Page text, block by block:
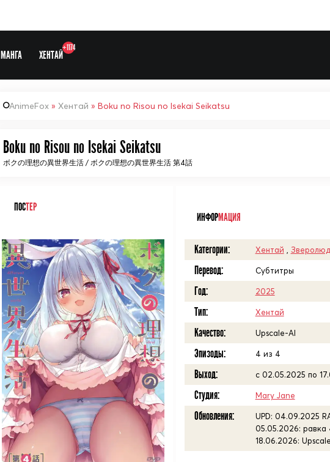
МАНГА ХЕНТАЙ
+1174
AnimeFox » Хентай » Boku no Risou no Isekai Seikatsu
Boku no Risou no Isekai Seikatsu
ボクの理想の異世界生活 / ボクの理想の異世界生活 第4話
ПОСТЕР
ИНФОРМАЦИЯ
Категории: Хентай
Перевод: Субтитры
Год: 2025
Тип: Хентай
Качество: Upscale-AI
Эпизоды: 4 из 4
Выход: с 02.05.2025 по
Студия: Mary Jane
Обновления:
UPD: 04.09.2025
05.05.2026: равка
18.06.2026: